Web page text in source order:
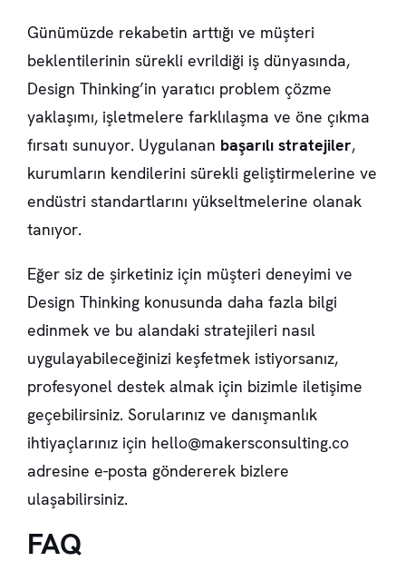
Günümüzde rekabetin arttığı ve müşteri
beklentilerinin sürekli evrildiği iş dünyasında,
Design Thinking’in yaratıcı problem çözme
yaklaşımı, işletmelere farklılaşma ve öne çıkma
fırsatı sunuyor. Uygulanan başarılı stratejiler,
kurumların kendilerini sürekli geliştirmelerine ve
endüstri standartlarını yükseltmelerine olanak
tanıyor.
Eğer siz de şirketiniz için müşteri deneyimi ve
Design Thinking konusunda daha fazla bilgi
edinmek ve bu alandaki stratejileri nasıl
uygulayabileceğinizi keşfetmek istiyorsanız,
profesyonel destek almak için bizimle iletişime
geçebilirsiniz. Sorularınız ve danışmanlık
ihtiyaçlarınız için hello@makersconsulting.co
adresine e-posta göndererek bizlere
ulaşabilirsiniz.
FAQ